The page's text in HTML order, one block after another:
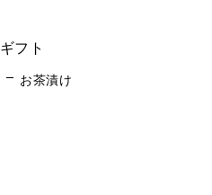
ギフト
お茶漬け